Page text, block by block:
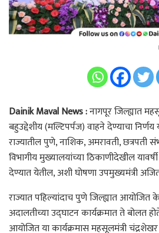
Dainik Maval News :नागपूर जिल्ह्यात
बहुउद्देशीय (मल्टिपर्पज) वाहने देण्याचा
राज्यातील पुणे, नाशिक, अमरावती,
विभागीय मुख्यालयांच्या ठिकाणीदेखील
देण्यात येतील, अशी घोषणा उपमुख्यमंत्री
राज्यात पहिल्यांदाच पुणे जिल्ह्यात
अदालतीच्या उद्घाटन कार्यक्रमात ते बोलत
आयोजित या कार्यक्रमास महसूलमंत्री